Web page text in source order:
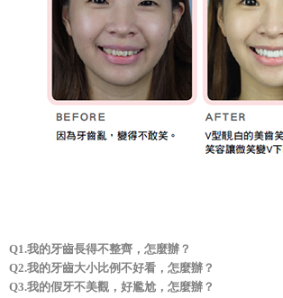
Q1.我的牙齒長得不整齊，怎麼辦？
Q2.我的牙齒大小比例不好看，怎麼辦？
Q3.我的假牙不美觀，好尷尬，怎麼辦？